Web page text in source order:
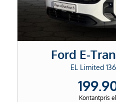
Ford E-
EL Limited
Kontantpris